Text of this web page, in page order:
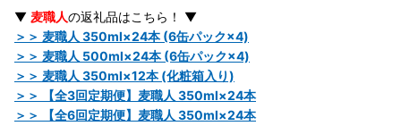
▼ 麦職人の返礼品はこちら！ ▼
＞＞ 麦職人 350ml×24本 (6缶パック×4)
＞＞ 麦職人 500ml×24本 (6缶パック×4)
＞＞ 麦職人 350ml×12本 (化粧箱入り)
＞＞ 【全3回定期便】麦職人 350ml×24本
＞＞ 【全6回定期便】麦職人 350ml×24本